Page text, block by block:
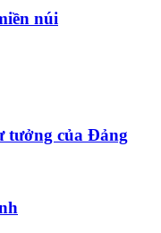
núi
tưởng của Đảng